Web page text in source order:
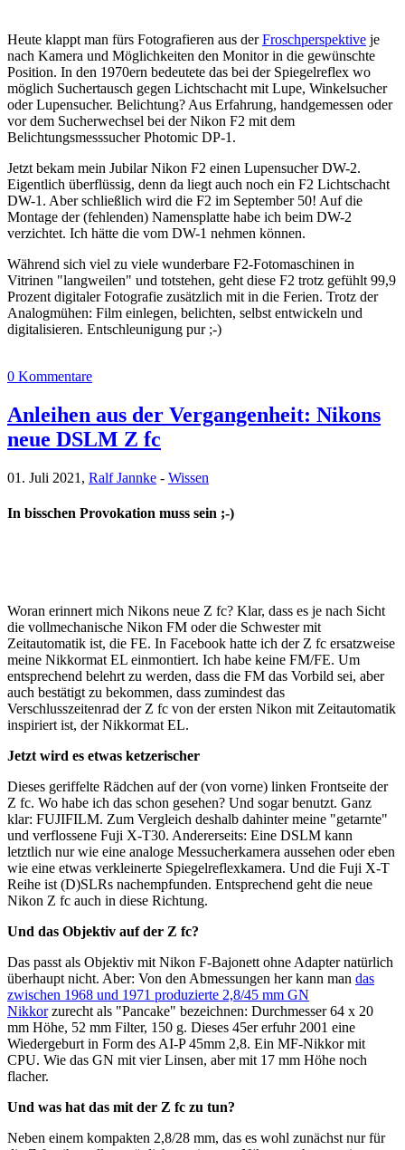
Heute klappt man fürs Fotografieren aus derFroschperspektive je
nach Kamera und Möglichkeiten den Monitor in die gewünschte
Position. In den 1970ern bedeutete das bei der Spiegelreflex wo
möglich Suchertausch gegen Lichtschacht mit Lupe, Winkelsucher
oder Lupensucher. Belichtung? Aus Erfahrung, handgemessen oder
vor dem Sucherwechsel bei der Nikon F2 mit dem
Belichtungsmesssucher Photomic DP-1.
Jetzt bekam mein Jubilar Nikon F2 einen Lupensucher DW-2.
Eigentlich überflüssig, denn da liegt auch noch ein F2 Lichtschacht
DW-1. Aber schließlich wird die F2 im September 50! Auf die
Montage der (fehlenden) Namensplatte habe ich beim DW-2
verzichtet. Ich hätte die vom DW-1 nehmen können.
Während sich viel zu viele wunderbare F2-Fotomaschinen in
Vitrinen "langweilen" und totstehen, geht diese F2 trotz gefühlt 99,9
Prozent digitaler Fotografie zusätzlich mit in die Ferien. Trotz der
Analogmühen: Film einlegen, belichten, selbst entwickeln und
digitalisieren. Entschleunigung pur ;-)
0 Kommentare
Anleihen aus der Vergangenheit: Nikons
neue DSLM Z fc
01. Juli 2021, Ralf Jannke - Wissen
In bisschen Provokation muss sein ;-)
Woran erinnert mich Nikons neue Z fc? Klar, dass es je nach Sicht
die vollmechanische Nikon FM oder die Schwester mit
Zeitautomatik ist, die FE. In Facebook hatte ich der Z fc ersatzweise
meine Nikkormat EL einmontiert. Ich habe keine FM/FE. Um
entsprechend belehrt zu werden, dass die FM das Vorbild sei, aber
auch bestätigt zu bekommen, dass zumindest das
Verschlusszeitenrad der Z fc von der ersten Nikon mit Zeitautomatik
inspiriert ist, der Nikkormat EL.
Jetzt wird es etwas ketzerischer
Dieses geriffelte Rädchen auf der (von vorne) linken Frontseite der
Z fc. Wo habe ich das schon gesehen? Und sogar benutzt. Ganz
klar: FUJIFILM. Zum Vergleich deshalb dahinter meine "getarnte"
und verflossene Fuji X-T30. Andererseits: Eine DSLM kann
letztlich nur wie eine analoge Messucherkamera aussehen oder eben
wie eine etwas verkleinerte Spiegelreflexkamera. Und die Fuji X-T
Reihe ist (D)SLRs nachempfunden. Entsprechend geht die neue
Nikon Z fc auch in diese Richtung.
Und das Objektiv auf der Z fc?
Das passt als Objektiv mit Nikon F-Bajonett ohne Adapter natürlich
überhaupt nicht. Aber: Von den Abmessungen her kann man das
zwischen 1968 und 1971 produzierte 2,8/45 mm GN
Nikkorzurecht als "Pancake" bezeichnen: Durchmesser 64 x 20
mm Höhe, 52 mm Filter, 150 g. Dieses 45er erfuhr 2001 eine
Wiedergeburt in Form des AI-P 45mm 2,8. Ein MF-Nikkor mit
CPU. Wie das GN mit vier Linsen, aber mit 17 mm Höhe noch
flacher.
Und was hat das mit der Z fc zu tun?
Neben einem kompakten 2,8/28 mm, das es wohl zunächst nur für